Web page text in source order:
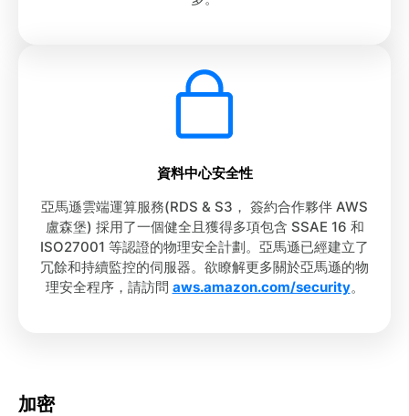
資料中心安全性
亞馬遜雲端運算服務(RDS & S3， 簽約合作夥伴 AWS
盧森堡) 採用了一個健全且獲得多項包含 SSAE 16 和
ISO27001 等認證的物理安全計劃。亞馬遜已經建立了
冗餘和持續監控的伺服器。欲瞭解更多關於亞馬遜的物
理安全程序，請訪問 aws.amazon.com/security。
加密